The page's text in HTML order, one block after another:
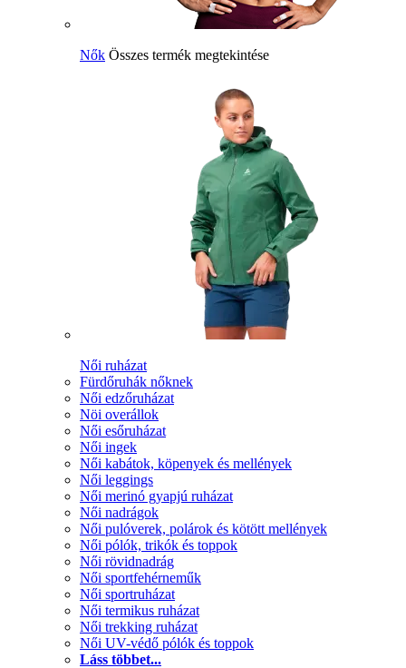
Nők Összes termék megtekintése
Női ruházat
Fürdőruhák nőknek
Női edzőruházat
Nöi overállok
Női esőruházat
Női ingek
Női kabátok, köpenyek és mellények
Női leggings
Női merinó gyapjú ruházat
Női nadrágok
Női pulóverek, polárok és kötött mellények
Női pólók, trikók és toppok
Női rövidnadrág
Női sportfehérneműk
Női sportruházat
Női termikus ruházat
Női trekking ruházat
Női UV-védő pólók és toppok
Láss többet...